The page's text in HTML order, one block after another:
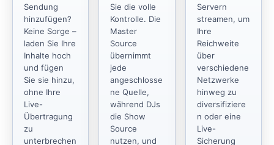
Sendung
hinzufügen?
Keine Sorge –
laden Sie Ihre
Inhalte hoch
und fügen
Sie sie hinzu,
ohne Ihre
Live-
Übertragung
zu
unterbrechen
Sie die volle
Kontrolle. Die
Master
Source
übernimmt
jede
angeschlosse
ne Quelle,
während DJs
die Show
Source
nutzen, und
Servern
streamen, um
Ihre
Reichweite
über
verschiedene
Netzwerke
hinweg zu
diversifiziere
n oder eine
Live-
Sicherung